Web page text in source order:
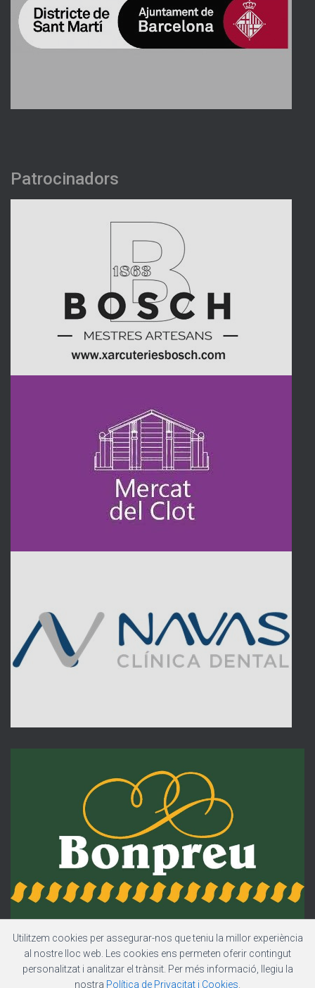
Patrocinadors
Utilitzem cookies per assegurar-nos que teniu la millor experiència
al nostre lloc web. Les cookies ens permeten oferir contingut
personalitzat i analitzar el trànsit. Per més informació, llegiu la
nostra Política de Privacitat i Cookies